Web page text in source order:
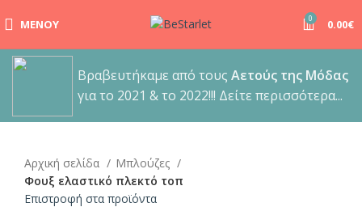
ΜΕΝΟΎ 0 0.00€
Βραβευτήκαμε από τους Αετούς της Μόδας
για το 2021 & το 2022!!! Δείτε περισσότερα...
Αρχική σελίδα
Μπλούζες
Φουξ ελαστικό πλεκτό τοπ
Επιστροφή στα προϊόντα